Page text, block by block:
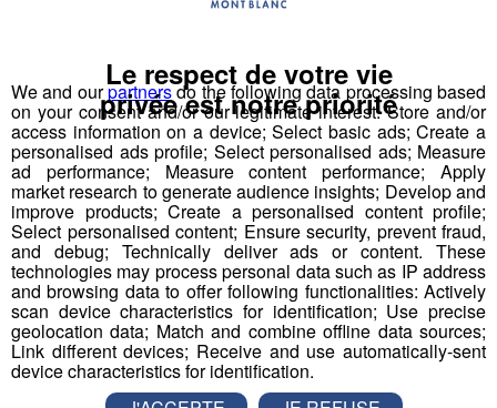
suite à l’impulsion et la récurrence média depuis 15 ans.
L’ambition ?
FABriquer la nouvelle perception du monde industriel
avec les jeunes comme acteurs et ambassadeurs de la
filière.
La méthode ?
Vulgariser l’industrie en la rendant ludiqueavec le
prétexte du robot : de la fabrication d’un robot par des
collégiens et lycéens sur plusieurs mois à leur
participation à une compétition apprenante de robots le
"First Tech Challenge" en points d’orgue, avec leur robot
fabriqué.
We and ourpartnersdo the following data processing based
on your consent and/or our legitimate interest: Store and/or
access information on a device; Select basic ads; Create a
personalised ads profile; Select personalised ads; Measure
ad performance; Measure content performance; Apply
market research to generate audience insights; Develop and
improve products; Create a personalised content profile;
Select personalised content; Ensure security, prevent fraud,
and debug; Technically deliver ads or content. These
technologies may process personal data such as IP address
and browsing data to offer following functionalities: Actively
scan device characteristics for identification; Use precise
geolocation data; Match and combine offline data sources;
Link different devices; Receive and use automatically-sent
device characteristics for identification.
Le respect de votre vie
privée est notre priorité